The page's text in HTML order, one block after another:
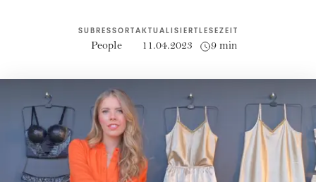
SUBRESSORT
People
AKTUALISIERT
11.04.2023
LESEZEIT
9 min